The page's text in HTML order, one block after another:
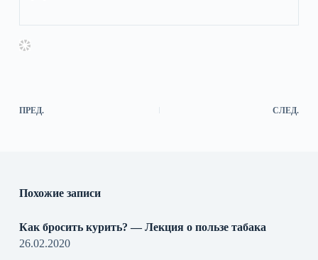
ПРЕД. СЛЕД.
Похожие записи
Как бросить курить? — Лекция о пользе табака
26.02.2020